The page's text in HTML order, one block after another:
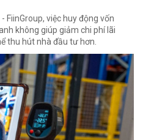
FiinGroup, việc huy động vốn
không giúp giảm chi phí lãi
thu hút nhà đầu tư hơn.